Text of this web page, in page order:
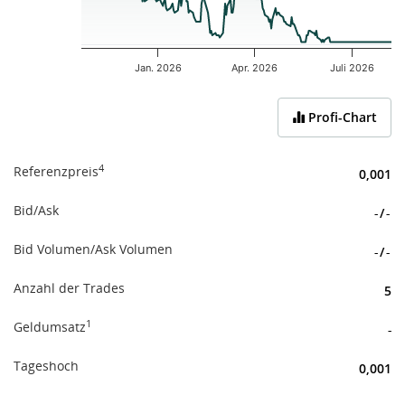
Jan. 2026 Apr. 2026 Juli 2026
Profi-Chart
Referenzpreis4 0,001
Bid/Ask -/-
Bid Volumen/Ask Volumen -/-
Anzahl der Trades 5
Geldumsatz1 -
Tageshoch 0,001